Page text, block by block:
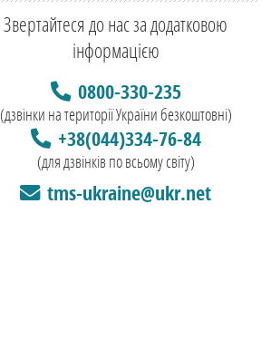
Звертайтеся до нас за додатковою
інформацією
0800-330-235
(дзвінки на території України безкоштовні)
+38(044)334-76-84
(для дзвінків по всьому світу)
tms-ukraine@ukr.net